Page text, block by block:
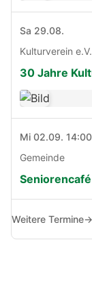
Sa 29.08.
Kulturverein e.V.
30 Jahre
Mi 02.09. 14:00
Gemeinde
Seniorencafé
Weitere Termine→